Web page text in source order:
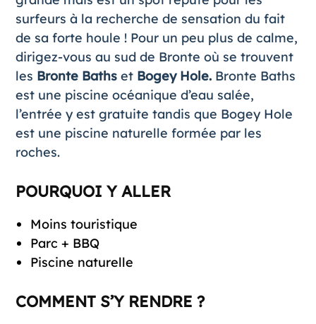
surfeurs à la recherche de sensation du fait
de sa forte houle ! Pour un peu plus de calme,
dirigez-vous au sud de Bronte où se trouvent
les Bronte Bathset Bogey Hole.Bronte Baths
est une piscine océanique d’eau salée,
l’entrée y est gratuite tandis que Bogey Hole
est une piscine naturelle formée par les
roches.
POURQUOI Y ALLER
Moins touristique
Parc + BBQ
Piscine naturelle
COMMENT S’Y RENDRE ?